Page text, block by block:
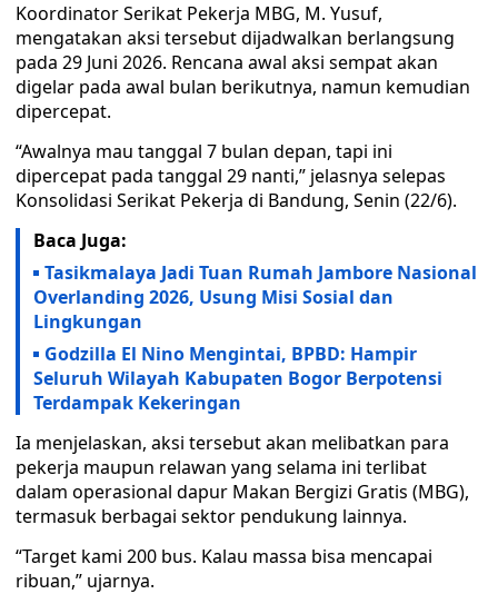
Koordinator Serikat Pekerja MBG, M. Yusuf,
mengatakan aksi tersebut dijadwalkan berlangsung
pada 29 Juni 2026. Rencana awal aksi sempat akan
digelar pada awal bulan berikutnya, namun kemudian
dipercepat.
“Awalnya mau tanggal 7 bulan depan, tapi ini
dipercepat pada tanggal 29 nanti,” jelasnya selepas
Konsolidasi Serikat Pekerja di Bandung, Senin (22/6).
Baca Juga:
Tasikmalaya Jadi Tuan Rumah Jambore Nasional
Overlanding 2026, Usung Misi Sosial dan
Lingkungan
Godzilla El Nino Mengintai, BPBD: Hampir
Seluruh Wilayah Kabupaten Bogor Berpotensi
Terdampak Kekeringan
Ia menjelaskan, aksi tersebut akan melibatkan para
pekerja maupun relawan yang selama ini terlibat
dalam operasional dapur Makan Bergizi Gratis (MBG),
termasuk berbagai sektor pendukung lainnya.
“Target kami 200 bus. Kalau massa bisa mencapai
ribuan,” ujarnya.